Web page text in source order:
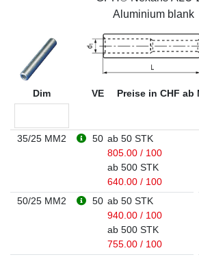
Aluminium blank
Dim VE Preise in CHF ab
35/25 MM2 50 ab 50 STK
805.00 / 100
ab 500 STK
640.00 / 100
50/25 MM2
50 ab 50 STK
940.00 / 100
ab 500 STK
755.00 / 100